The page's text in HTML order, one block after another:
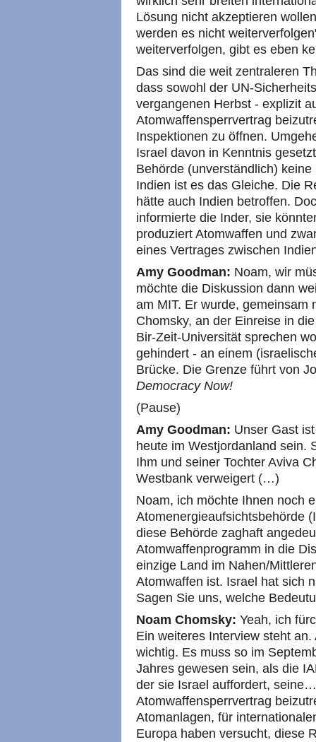
Lösung nicht akzeptieren
werden es nicht
weiterverfolgen, gibt es eben
Das sind die weit zentraleren
dass sowohl der UN-
vergangenen Herbst - explizit
Atomwaffensperrvertrag
Inspektionen zu öffnen.
Israel davon in Kenntnis
Behörde (unverständlich)
Indien ist es das Gleiche. Die
hätte auch Indien betroffen.
informierte die Inder, sie
produziert Atomwaffen und
eines Vertrages zwischen
Amy Goodman: Noam, wir
möchte die Diskussion dann
am MIT. Er wurde, gemeinsam
Chomsky, an der Einreise in
Bir-Zeit-Universität sprechen
gehindert - an einem
Brücke. Die Grenze führt von
Democracy Now!
(Pause)
Amy Goodman: Unser Gast
heute im Westjordanland sein.
Ihm und seiner Tochter Aviva
Westbank verweigert (…)
Noam, ich möchte Ihnen noch
Atomenergieaufsichtsbehörde
diese Behörde zaghaft
Atomwaffenprogramm in die
einzige Land im Nahen/
Atomwaffen ist. Israel hat sich
Sagen Sie uns, welche
Noam Chomsky: Yeah, ich
Ein weiteres Interview steht
wichtig. Es muss so im
Jahres gewesen sein, als die
der sie Israel auffordert,
Atomwaffensperrvertrag
Atomanlagen, für
Europa haben versucht, diese